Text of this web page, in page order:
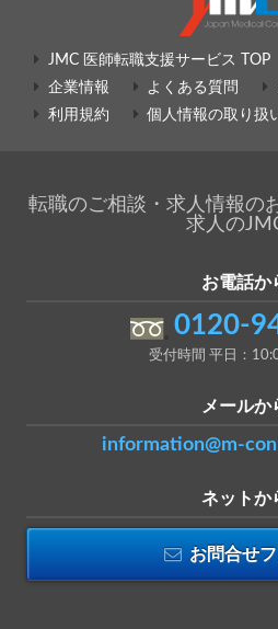
JMC 医師転職支援サービス TOP
企業情報
よくある質問
利用規約
個人情報の取り扱
転職のご相談・求人情報の
求人の
お電話か
0120-
受付時間 平日：
メールか
information@m-
ネットか
お問合せ